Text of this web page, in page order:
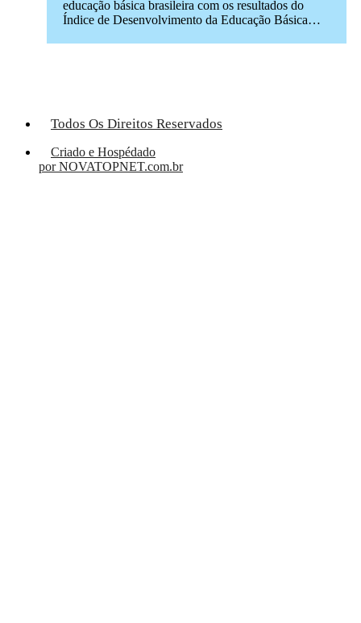
educação básica brasileira com os resultados do
Índice de Desenvolvimento da Educação Básica…
Todos Os Direitos Reservados
Criado e Hospédado
por NOVATOPNET.com.br